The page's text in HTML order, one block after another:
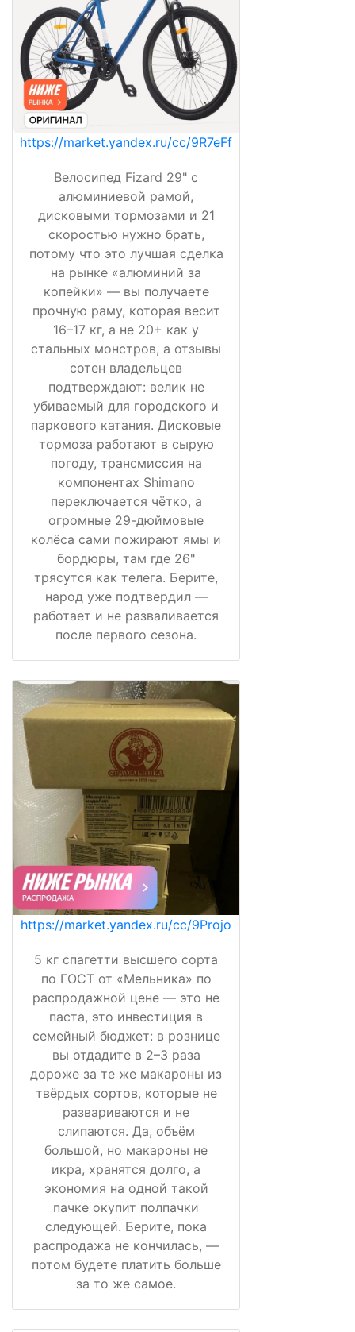
https://market.yandex.ru/cc/9R7eFf
Велосипед Fizard 29" с
алюминиевой рамой,
дисковыми тормозами и 21
скоростью нужно брать,
потому что это лучшая сделка
на рынке «алюминий за
копейки» — вы получаете
прочную раму, которая весит
16–17 кг, а не 20+ как у
стальных монстров, а отзывы
сотен владельцев
подтверждают: велик не
убиваемый для городского и
паркового катания. Дисковые
тормоза работают в сырую
погоду, трансмиссия на
компонентах Shimano
переключается чётко, а
огромные 29-дюймовые
колёса сами пожирают ямы и
бордюры, там где 26"
трясутся как телега. Берите,
народ уже подтвердил —
работает и не разваливается
после первого сезона.
https://market.yandex.ru/cc/9Projo
5 кг спагетти высшего сорта
по ГОСТ от «Мельника» по
распродажной цене — это не
паста, это инвестиция в
семейный бюджет: в рознице
вы отдадите в 2–3 раза
дороже за те же макароны из
твёрдых сортов, которые не
развариваются и не
слипаются. Да, объём
большой, но макароны не
икра, хранятся долго, а
экономия на одной такой
пачке окупит полпачки
следующей. Берите, пока
распродажа не кончилась, —
потом будете платить больше
за то же самое.